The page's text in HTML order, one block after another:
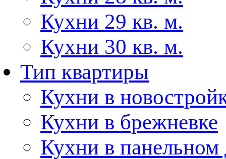
Кухни 29 кв. м.
Кухни 30 кв. м.
Тип квартиры
Кухни в
Кухни в брежневке
Кухни в панельном